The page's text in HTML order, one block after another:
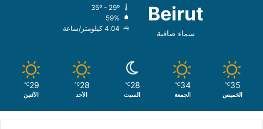
Beirut
سماء صافية
59%
4.04 كيلومتر/ساعة
35
℃
الخميس
34
℃
الجمعة
28
℃
السبت
28
℃
الأحد
29
℃
الأثنين